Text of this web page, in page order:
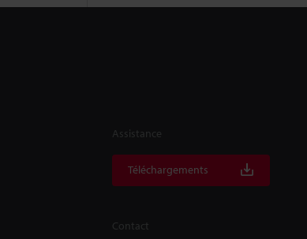
Assistance
Téléchargements
Contact